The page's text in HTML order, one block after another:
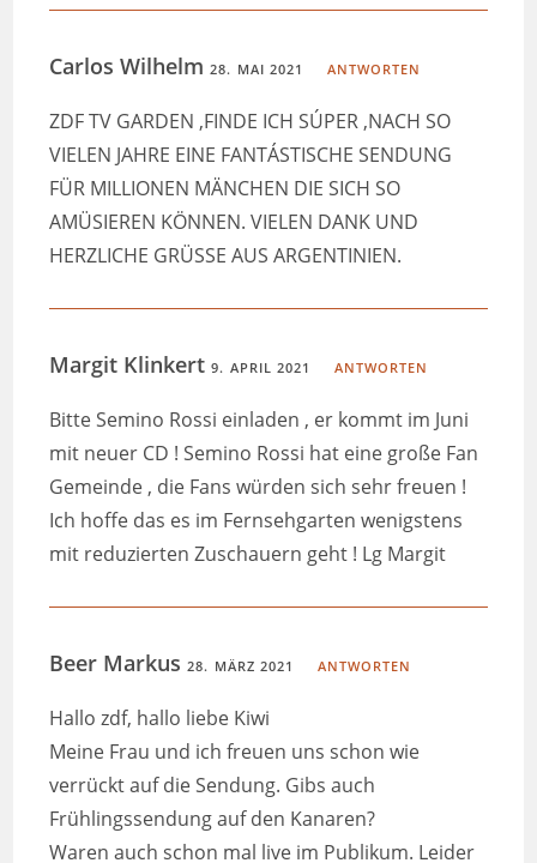
Carlos Wilhelm28. MAI 2021 ANTWORTEN
ZDF TV GARDEN ,FINDE ICH SÚPER ,NACH SO
VIELEN JAHRE EINE FANTÁSTISCHE SENDUNG
FÜR MILLIONEN MÄNCHEN DIE SICH SO
AMÜSIEREN KÖNNEN. VIELEN DANK UND
HERZLICHE GRÜSSE AUS ARGENTINIEN.
Margit Klinkert9. APRIL 2021 ANTWORTEN
Bitte Semino Rossi einladen , er kommt im Juni
mit neuer CD ! Semino Rossi hat eine große Fan
Gemeinde , die Fans würden sich sehr freuen !
Ich hoffe das es im Fernsehgarten wenigstens
mit reduzierten Zuschauern geht ! Lg Margit
Beer Markus28. MÄRZ 2021 ANTWORTEN
Hallo zdf, hallo liebe Kiwi
Meine Frau und ich freuen uns schon wie
verrückt auf die Sendung. Gibs auch
Frühlingssendung auf den Kanaren?
Waren auch schon mal live im Publikum. Leider